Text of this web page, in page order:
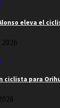
eleva el
ciclista para